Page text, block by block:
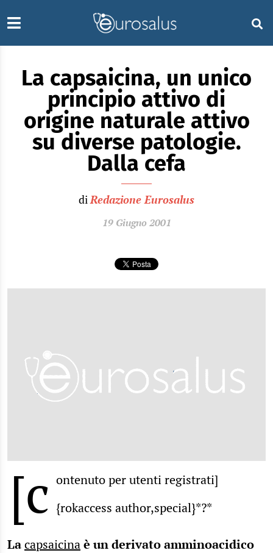
La capsaicina, un unico
principio attivo di
origine naturale attivo
su diverse patologie.
Dalla cefa
diRedazione Eurosalus
19 Giugno 2001
[c ontenuto per utenti registrati]
{rokaccess author,special}*?*
Lacapsaicinaè un derivato amminoacidico